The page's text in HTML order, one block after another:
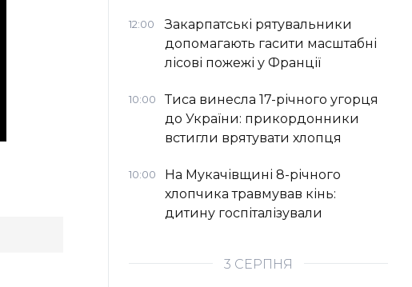
12:00
Закарпатські рятувальники
допомагають гасити масштабні
лісові пожежі у Франції
10:00
Тиса винесла 17-річного угорця
до України: прикордонники
встигли врятувати хлопця
10:00
На Мукачівщині 8-річного
хлопчика травмував кінь:
дитину госпіталізували
3 СЕРПНЯ